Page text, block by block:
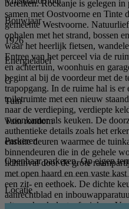
bereiken. Rockanje is gelegen
samen met Oostvoorne en Tinte
gemeente Westvoorne.
ophalen met het strand, bossen
waar het heerlijk fietsen,
Entree van het perceel via de
en achtertuin, woonhuis en
begint al bij de voordeur met de
trapopgang. In de ruime hal is er
toiletruimte met een nieuw
naar de verdieping, verdiepte
woonkamer als keuken. De
authentieke details zoals het
ensuite deuren waarmee de
binnendeuren die in de gehele
lichtinval door de grote
met open haard en een vaste
een zit- en eethoek. De dichte
aanrechtblad en
pits gaskookplaat, afzuigkap.
Bouwjaar
1926
Energielabel
G
Tuin
Tuin rondom
Parkeren
Openbaar parkeren, Op eigen
Locatie